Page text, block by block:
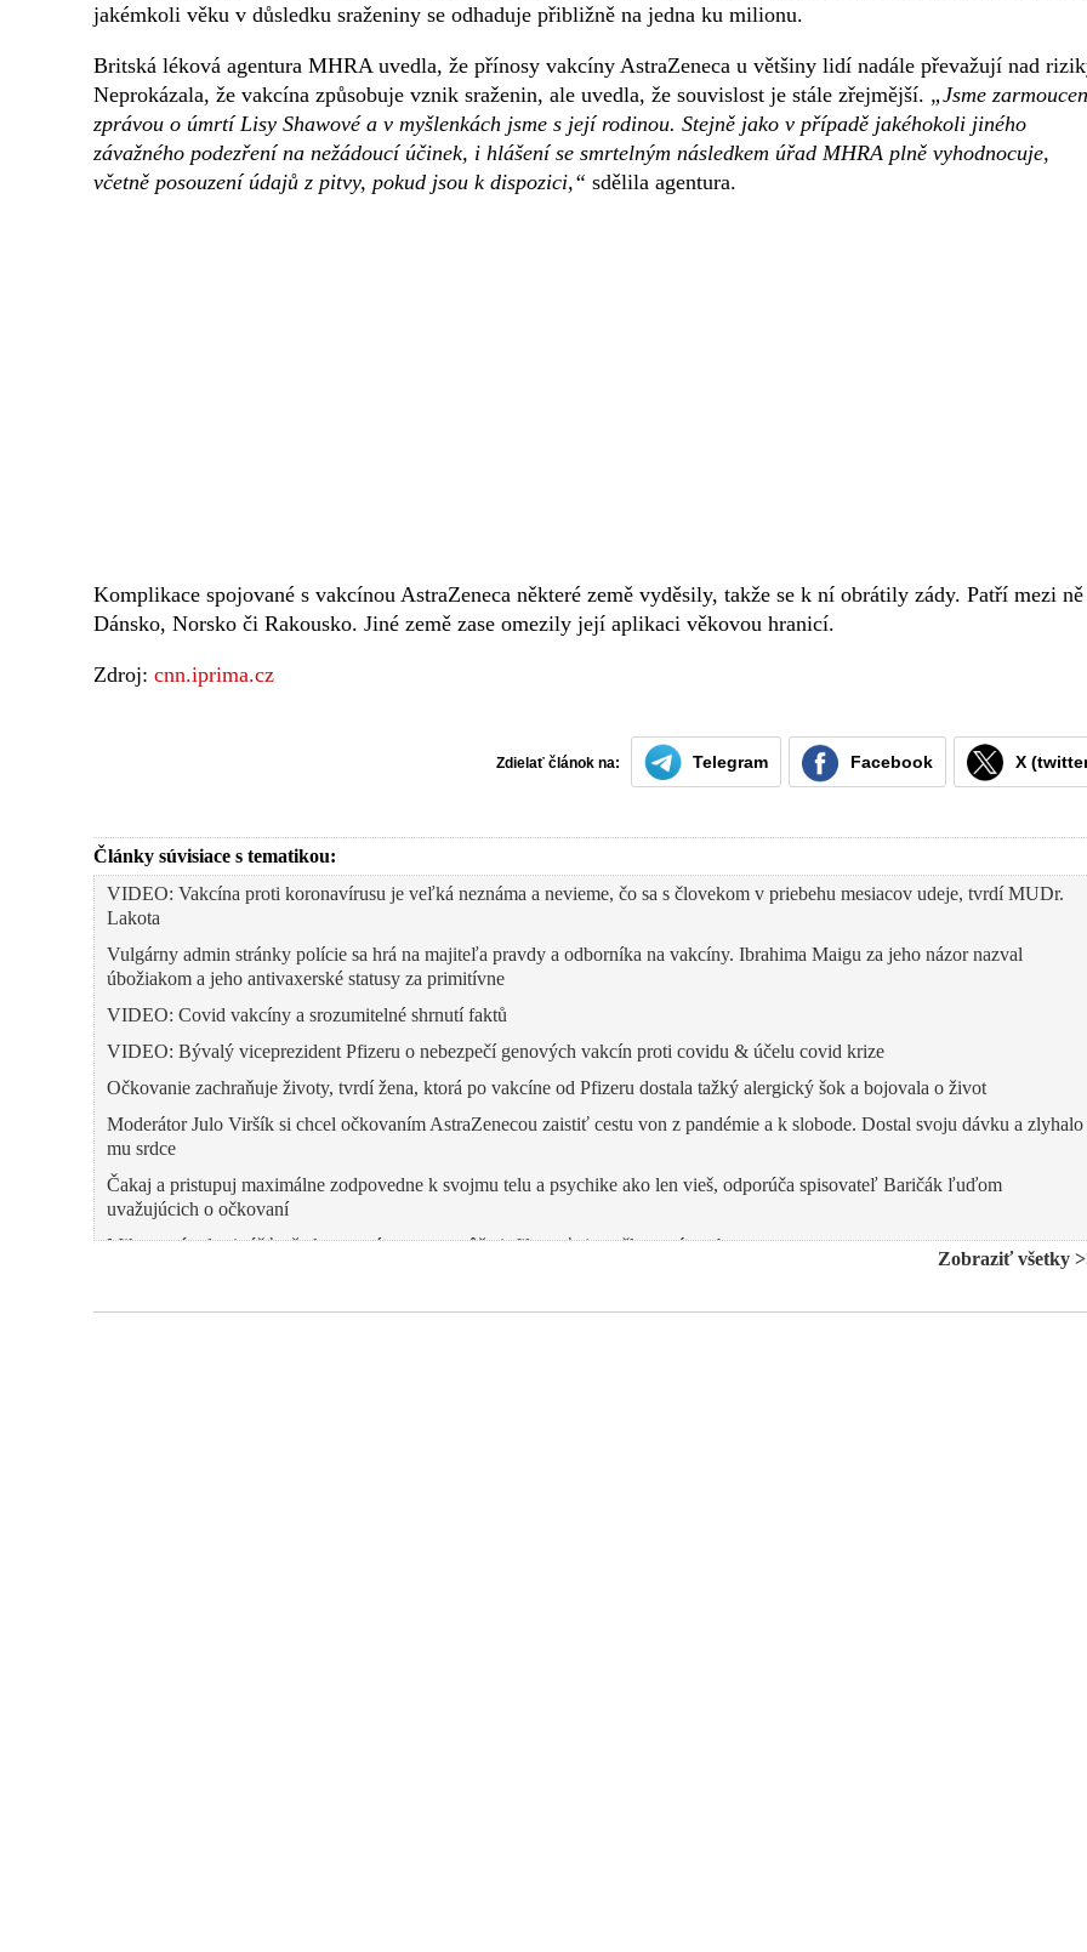
jakémkoli věku v důsledku sraženiny se odhaduje přibližně na jedna ku milionu.
Britská léková agentura MHRA uvedla, že přínosy vakcíny AstraZeneca u většiny lidí nadále převažují nad
Neprokázala, že vakcína způsobuje vznik sraženin, ale uvedla, že souvislost je stále zřejmější. „Jsme
zprávou o úmrtí Lisy Shawové a v myšlenkách jsme s její rodinou. Stejně jako v případě jakéhokoli jiného
závažného podezření na nežádoucí účinek, i hlášení se smrtelným následkem úřad MHRA plně vyhodnocuje,
včetně posouzení údajů z pitvy, pokud jsou k dispozici,“ sdělila agentura.
Komplikace spojované s vakcínou AstraZeneca některé země vyděsily, takže se k ní obrátily zády. Patří mezi ně
Dánsko, Norsko či Rakousko. Jiné země zase omezily její aplikaci věkovou hranicí.
Zdroj: cnn.iprima.cz
Zdielať článok na: Telegram Facebook X
Články súvisiace s tematikou:
VIDEO: Vakcína proti koronavírusu je veľká neznáma a nevieme, čo sa s človekom v priebehu mesiacov udeje, tvrdí MUDr.
Lakota
Vulgárny admin stránky polície sa hrá na majiteľa pravdy a odborníka na vakcíny. Ibrahima Maigu za jeho názor nazval
úbožiakom a jeho antivaxerské statusy za primitívne
VIDEO: Covid vakcíny a srozumitelné shrnutí faktů
VIDEO: Bývalý viceprezident Pfizeru o nebezpečí genových vakcín proti covidu & účelu covid krize
Očkovanie zachraňuje životy, tvrdí žena, ktorá po vakcíne od Pfizeru dostala tažký alergický šok a bojovala o život
Moderátor Julo Viršík si chcel očkovaním AstraZenecou zaistiť cestu von z pandémie a k slobode. Dostal svoju dávku a zlyhalo
mu srdce
Čakaj a pristupuj maximálne zodpovedne k svojmu telu a psychike ako len vieš, odporúča spisovateľ Baričák ľuďom
uvažujúcich o očkovaní
Mikasov úrad pripúšťa, že koronavírusom sa môže infikovať aj zaočkovaná osoba
Informácie pre všetkých nadšených prívržencov vakcíny AstraZeneca
Zobraziť všetky